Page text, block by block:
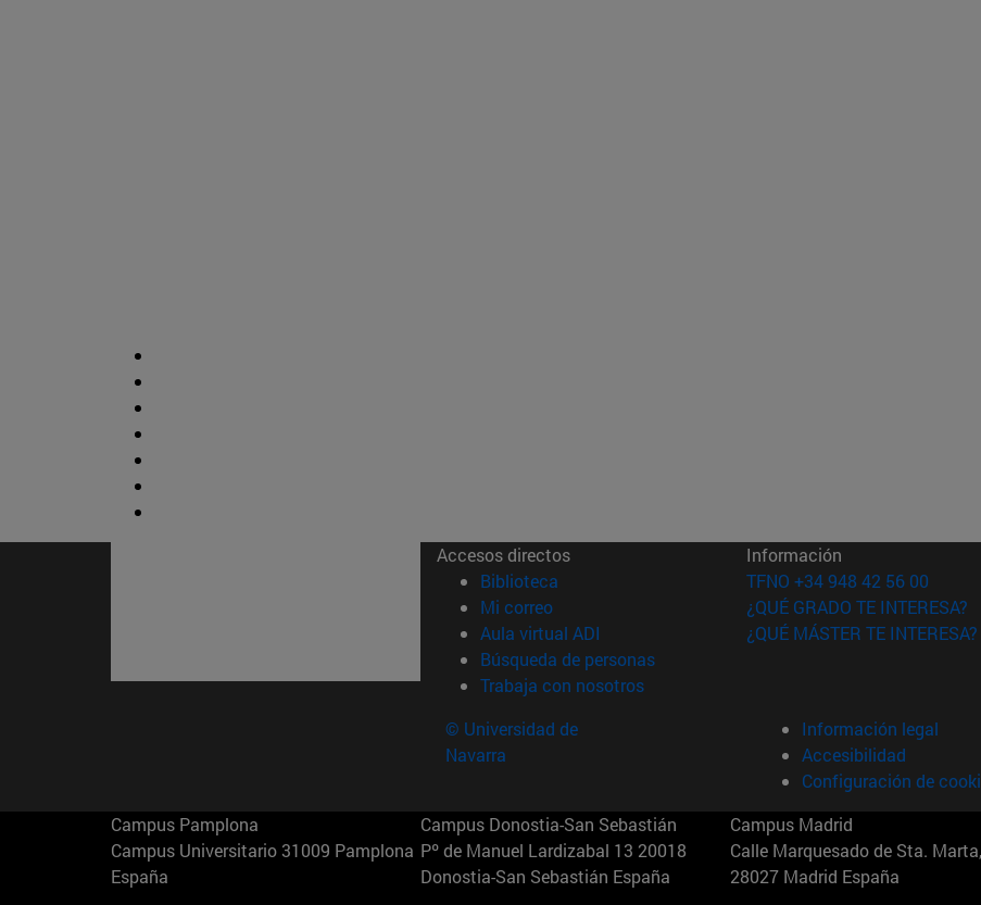
Accesos directos
Biblioteca (abre en nueva ventana)
Mi correo(abre en nueva ventana)
Aula virtual ADI (abre en nueva ventana)
Búsqueda de personas(abre en nueva ventana)
Trabaja con nosotros(abre en nueva ventana)
Información
TFNO +34 948 42 56 00
¿QUÉ GRADO TE INTERESA?
¿QUÉ MÁSTER TE INTERESA?
© Universidad de
Navarra
Información legal
Accesibilidad
Configuración de
Campus Pamplona
Campus Universitario 31009 Pamplona
España
Campus Donostia-San Sebastián
Pº de Manuel Lardizabal 13 20018
Donostia-San Sebastián España
Campus Madrid
Calle Marquesado de Sta.
28027 Madrid España